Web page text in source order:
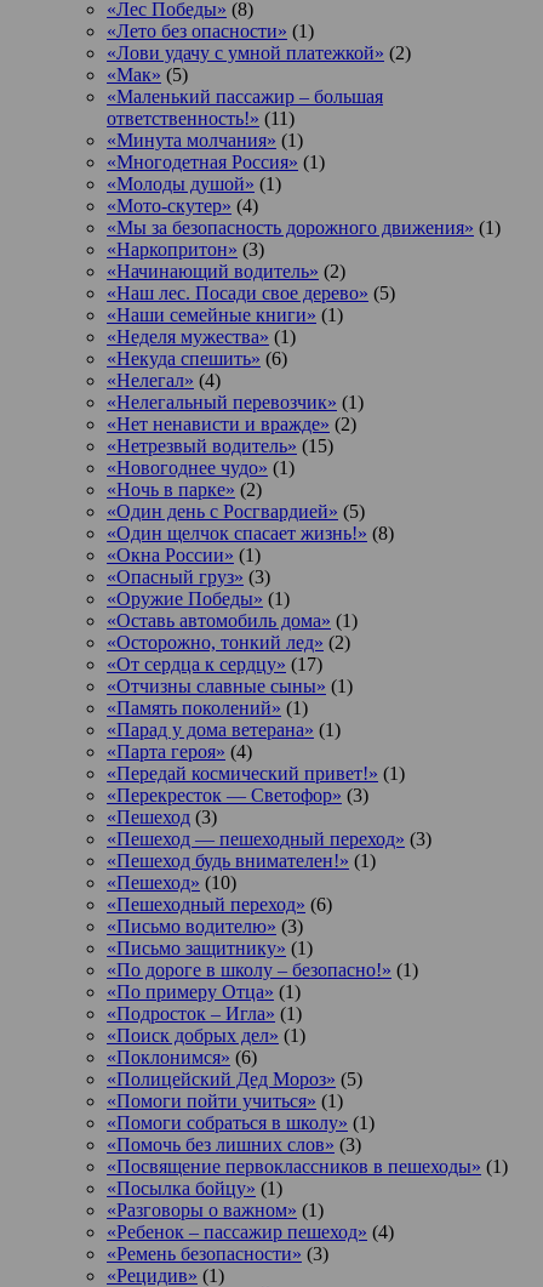
«Лес Победы» (8)
«Лето без опасности» (1)
«Лови удачу с умной платежкой» (2)
«Мак» (5)
«Маленький пассажир – большая
ответственность!» (11)
«Минута молчания» (1)
«Многодетная Россия» (1)
«Молоды душой» (1)
«Мото-скутер» (4)
«Мы за безопасность дорожного движения» (1)
«Наркопритон» (3)
«Начинающий водитель» (2)
«Наш лес. Посади свое дерево» (5)
«Наши семейные книги» (1)
«Неделя мужества» (1)
«Некуда спешить» (6)
«Нелегал» (4)
«Нелегальный перевозчик» (1)
«Нет ненависти и вражде» (2)
«Нетрезвый водитель» (15)
«Новогоднее чудо» (1)
«Ночь в парке» (2)
«Один день с Росгвардией» (5)
«Один щелчок спасает жизнь!» (8)
«Окна России» (1)
«Опасный груз» (3)
«Оружие Победы» (1)
«Оставь автомобиль дома» (1)
«Осторожно, тонкий лед» (2)
«От сердца к сердцу» (17)
«Отчизны славные сыны» (1)
«Память поколений» (1)
«Парад у дома ветерана» (1)
«Парта героя» (4)
«Передай космический привет!» (1)
«Перекресток — Светофор» (3)
«Пешеход (3)
«Пешеход — пешеходный переход» (3)
«Пешеход будь внимателен!» (1)
«Пешеход» (10)
«Пешеходный переход» (6)
«Письмо водителю» (3)
«Письмо защитнику» (1)
«По дороге в школу – безопасно!» (1)
«По примеру Отца» (1)
«Подросток ‒ Игла» (1)
«Поиск добрых дел» (1)
«Поклонимся» (6)
«Полицейский Дед Мороз» (5)
«Помоги пойти учиться» (1)
«Помоги собраться в школу» (1)
«Помочь без лишних слов» (3)
«Посвящение первоклассников в пешеходы» (1)
«Посылка бойцу» (1)
«Разговоры о важном» (1)
«Ребенок – пассажир пешеход» (4)
«Ремень безопасности» (3)
«Рецидив» (1)